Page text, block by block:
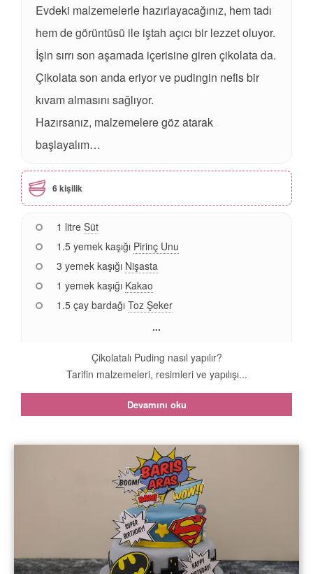
Evdeki malzemelerle hazırlayacağınız, hem tadı
hem de görüntüsü ile iştah açıcı bir lezzet oluyor.
İşin sırrı son aşamada içerisine giren çikolata da.
Çikolata son anda eriyor ve pudingin nefis bir
kıvam almasını sağlıyor.
Hazırsanız, malzemelere göz atarak
başlayalım…
6 kişilik
1 litre Süt
1.5 yemek kaşığı Pirinç Unu
3 yemek kaşığı Nişasta
1 yemek kaşığı Kakao
1.5 çay bardağı Toz Şeker
...
Çikolatalı Puding nasıl yapılır?
Tarifin malzemeleri, resimleri ve yapılışı...
Devamını oku